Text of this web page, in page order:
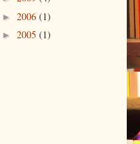
► 2006 (1)
► 2005 (1)